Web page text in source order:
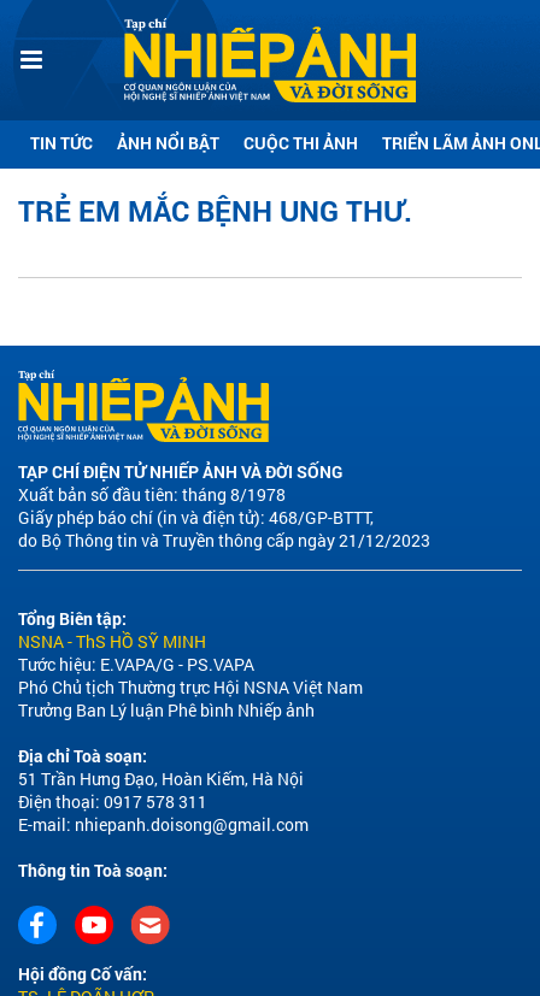
TIN TỨC ẢNH NỔI BẬT CUỘC THI ẢNH TRIỂN LÃM ẢNH
TRẺ EM MẮC BỆNH UNG THƯ.
TẠP CHÍ ĐIỆN TỬ NHIẾP ẢNH VÀ ĐỜI SỐNG
Xuất bản số đầu tiên: tháng 8/1978
Giấy phép báo chí (in và điện tử): 468/GP-BTTT,
do Bộ Thông tin và Truyền thông cấp ngày 21/12/2023
Tổng Biên tập:
NSNA - ThS HỒ SỸ MINH
Tước hiệu: E.VAPA/G - PS.VAPA
Phó Chủ tịch Thường trực Hội NSNA Việt Nam
Trưởng Ban Lý luận Phê bình Nhiếp ảnh
Địa chỉ Toà soạn:
51 Trần Hưng Đạo, Hoàn Kiếm, Hà Nội
Điện thoại: 0917 578 311
E-mail: nhiepanh.doisong@gmail.com
Thông tin Toà soạn:
Hội đồng Cố vấn: